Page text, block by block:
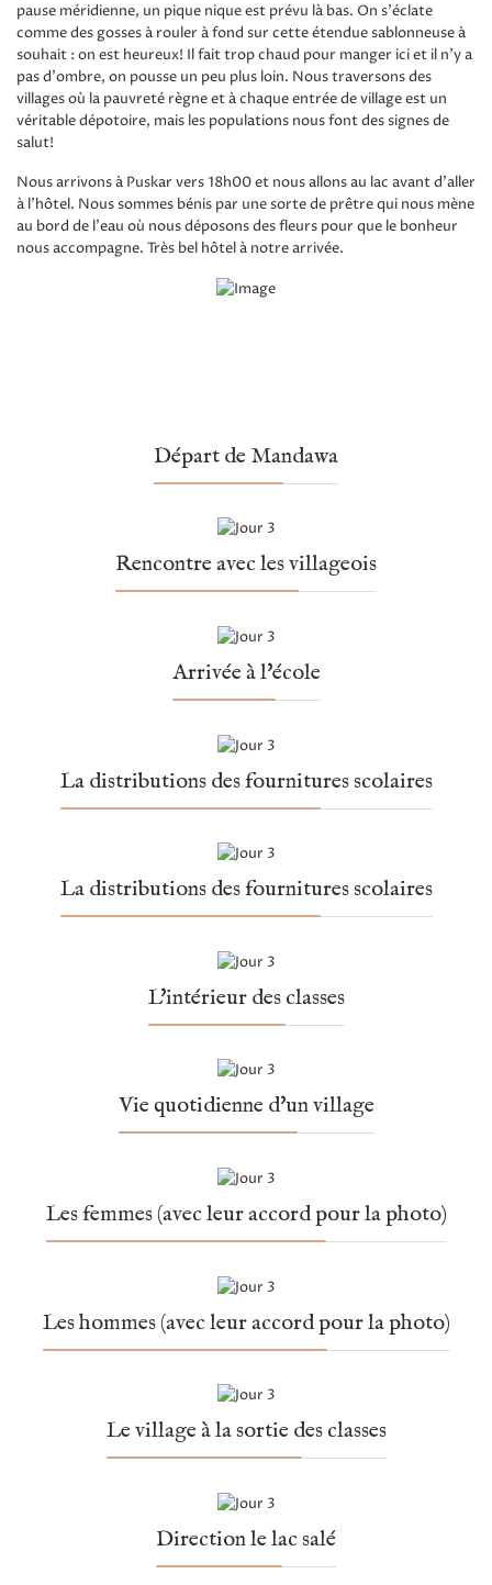
pause méridienne, un pique nique est prévu là bas. On s'éclate
comme des gosses à rouler à fond sur cette étendue sablonneuse à
souhait : on est heureux! Il fait trop chaud pour manger ici et il n'y a
pas d'ombre, on pousse un peu plus loin. Nous traversons des
villages où la pauvreté règne et à chaque entrée de village est un
véritable dépotoire, mais les populations nous font des signes de
salut!
Nous arrivons à Puskar vers 18h00 et nous allons au lac avant d'aller
à l'hôtel. Nous sommes bénis par une sorte de prêtre qui nous mène
au bord de l'eau où nous déposons des fleurs pour que le bonheur
nous accompagne. Très bel hôtel à notre arrivée.
Départ de Mandawa
Rencontre avec les villageois
Arrivée à l'école
La distributions des fournitures scolaires
La distributions des fournitures scolaires
L'intérieur des classes
Vie quotidienne d'un village
Les femmes (avec leur accord pour la photo)
Les hommes (avec leur accord pour la photo)
Le village à la sortie des classes
Direction le lac salé